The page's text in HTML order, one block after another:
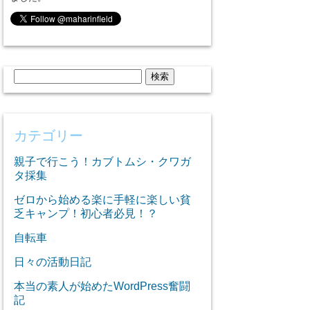
索:
カテゴリー
親子で行こう！カブトムシ・クワガ
タ採集
ゼロから始める楽に手軽に楽しい貧
乏キャンプ！初心者必見！？
自転車
日々の活動日記
本当の素人が始めたWordPress奮闘
記